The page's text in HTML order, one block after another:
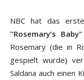
NBC hat das
"Rosemary’s Baby"
Rosemary (die in
gespielt wurde)
Saldana auch einen